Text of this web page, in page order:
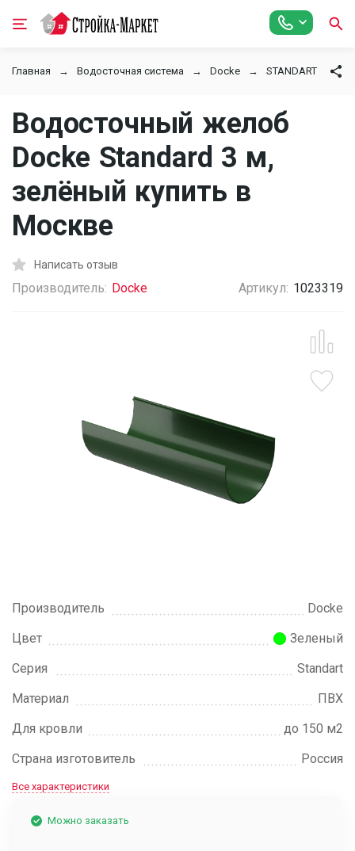
Главная Водосточная система Docke STANDART
Водосточный желоб
Docke Standard 3 м,
зелёный купить в
Москве
Написать отзыв
Производитель: Docke Артикул: 1023319
Производитель
Docke
Цвет
Зеленый
Серия
Standart
Материал
ПВХ
Для кровли
до 150 м2
Страна изготовитель
Россия
Все характеристики
Можно заказать